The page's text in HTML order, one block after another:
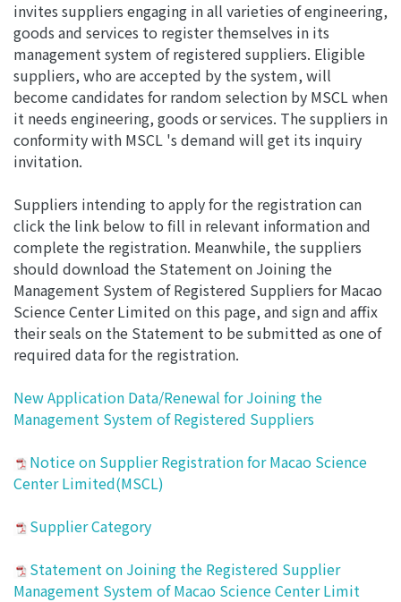
invites suppliers engaging in all varieties of engineering,
goods and services to register themselves in its
management system of registered suppliers. Eligible
suppliers, who are accepted by the system, will
become candidates for random selection by MSCL when
it needs engineering, goods or services. The suppliers in
conformity with MSCL 's demand will get its inquiry
invitation.
Suppliers intending to apply for the registration can
click the link below to fill in relevant information and
complete the registration. Meanwhile, the suppliers
should download the Statement on Joining the
Management System of Registered Suppliers for Macao
Science Center Limited on this page, and sign and affix
their seals on the Statement to be submitted as one of
required data for the registration.
New Application Data/Renewal for Joining the
Management System of Registered Suppliers
Notice on Supplier Registration for Macao Science
Center Limited(MSCL)
Supplier Category
Statement on Joining the Registered Supplier
Management System of Macao Science Center Limit